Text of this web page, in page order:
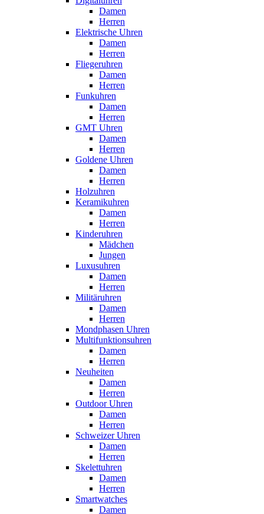
Damen
Herren
Elektrische Uhren
Damen
Herren
Fliegeruhren
Damen
Herren
Funkuhren
Damen
Herren
GMT Uhren
Damen
Herren
Goldene Uhren
Damen
Herren
Holzuhren
Keramikuhren
Damen
Herren
Kinderuhren
Mädchen
Jungen
Luxusuhren
Damen
Herren
Militäruhren
Damen
Herren
Mondphasen Uhren
Multifunktionsuhren
Damen
Herren
Neuheiten
Damen
Herren
Outdoor Uhren
Damen
Herren
Schweizer Uhren
Damen
Herren
Skelettuhren
Damen
Herren
Smartwatches
Damen